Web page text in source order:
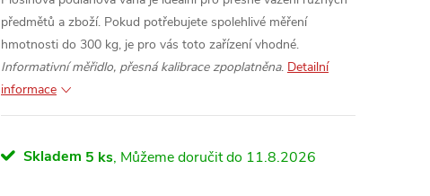
předmětů a zboží. Pokud potřebujete spolehlivé měření
hmotnosti do 300 kg, je pro vás toto zařízení vhodné.
Informativní měřidlo, přesná kalibrace zpoplatněna. Detailní
informace
Skladem 5 ks 11.8.2026